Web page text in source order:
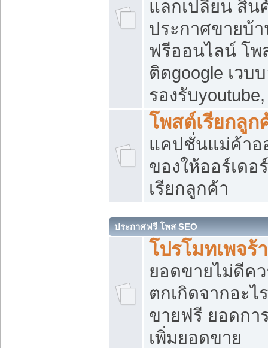
แลกเปลี่ยน สิน
ประกาศขายบ้
ฟรีออนไลน์ โพ
ติดgoogle เวบ
รองรับ
โพสต์เรียกลูก
แคปชั่นแม่ค้าอ
ของให้ออร์เดอ
เรียกลูกค้า
ประกาศฟรี โพส SEO
โปรโมทเพจร้
ยอดขายไม่ดีค
ตกเกิดจากอะไ
ขายฟรี ยอดกา
เพิ่มยอดขาย